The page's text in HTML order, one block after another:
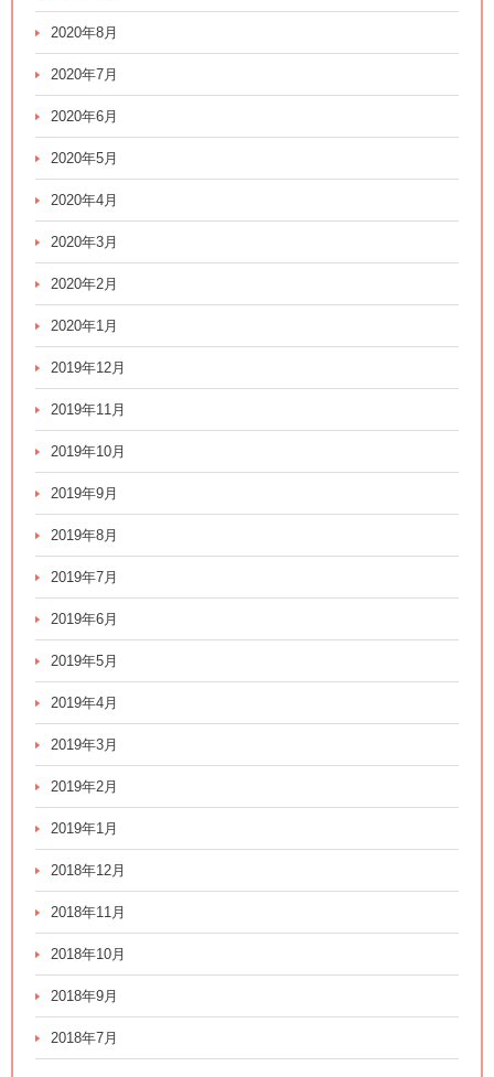
2020年8月
2020年7月
2020年6月
2020年5月
2020年4月
2020年3月
2020年2月
2020年1月
2019年12月
2019年11月
2019年10月
2019年9月
2019年8月
2019年7月
2019年6月
2019年5月
2019年4月
2019年3月
2019年2月
2019年1月
2018年12月
2018年11月
2018年10月
2018年9月
2018年7月